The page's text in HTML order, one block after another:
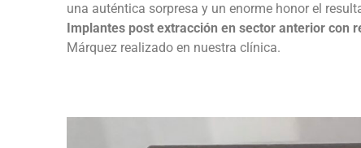
una auténtica sorpresa y un enorme honor el
Implantes post extracción en sector anterior con
Márquez realizado en nuestra clínica.